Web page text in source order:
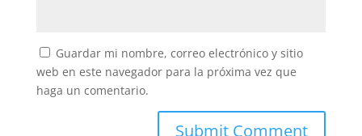
Guardar mi nombre, correo electrónico y sitio
web en este navegador para la próxima vez que
haga un comentario.